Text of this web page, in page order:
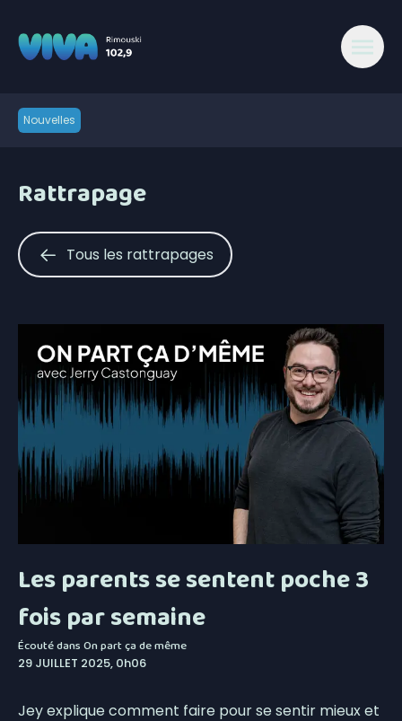
Nouvelles
Rattrapage
Tous les rattrapages
Les parents se sentent poche 3
fois par semaine
Écouté dansOn part ça de même
29 JUILLET 2025, 0h06
Jey explique comment faire pour se sentir mieux et